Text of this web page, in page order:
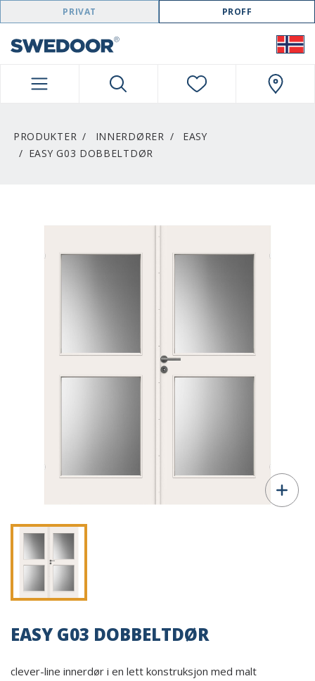
SWEDOOR NAVIGATION
PRIVAT PROFF
PRODUKTER INNERDØRER
EASY
EASY G03 DOBBELTDØR
EASY G03 DOBBELTDØR
clever-line innerdør i en lett konstruksjon med malt